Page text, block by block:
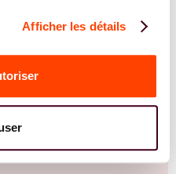
Afficher les détails
expert.e.s en PMA ?
dans dans
et des couples sur la
sur la
Vous êtes à Albi ou en
qu'une approche
nous !